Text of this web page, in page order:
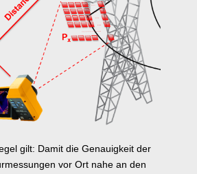
gilt: Damit die Genauigkeit der
vor Ort nahe an den